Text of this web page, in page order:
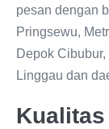
pesan dengan
Pringsewu,
Depok
Linggau dan
Kualitas